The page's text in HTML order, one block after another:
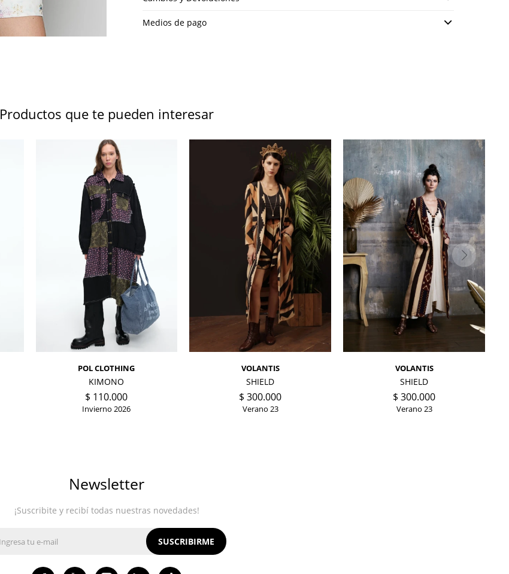
Medios de pago
Productos que te pueden interesar
POL CLOTHING
KIMONO
$ 110.000
Invierno 2026
VOLANTIS
SHIELD
$ 300.000
Verano 23
VOLANTIS
SHIELD
$ 300.000
Verano 23
Newsletter
¡Suscribite y recibí todas nuestras novedades!
SUSCRIBIRME